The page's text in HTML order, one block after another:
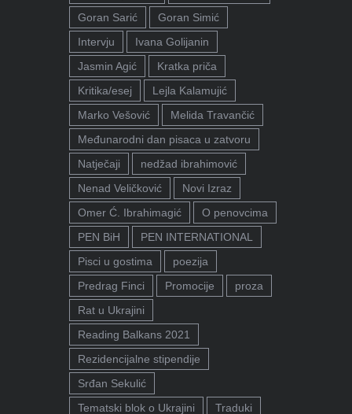
Goran Sarić
Goran Simić
Intervju
Ivana Golijanin
Jasmin Agić
Kratka priča
Kritika/esej
Lejla Kalamujić
Marko Vešović
Melida Travančić
Međunarodni dan pisaca u zatvoru
Natječaji
nedžad ibrahimović
Nenad Veličković
Novi Izraz
Omer Ć. Ibrahimagić
O penovcima
PEN BiH
PEN INTERNATIONAL
Pisci u gostima
poezija
Predrag Finci
Promocije
proza
Rat u Ukrajini
Reading Balkans 2021
Rezidencijalne stipendije
Srđan Sekulić
Tematski blok o Ukrajini
Traduki